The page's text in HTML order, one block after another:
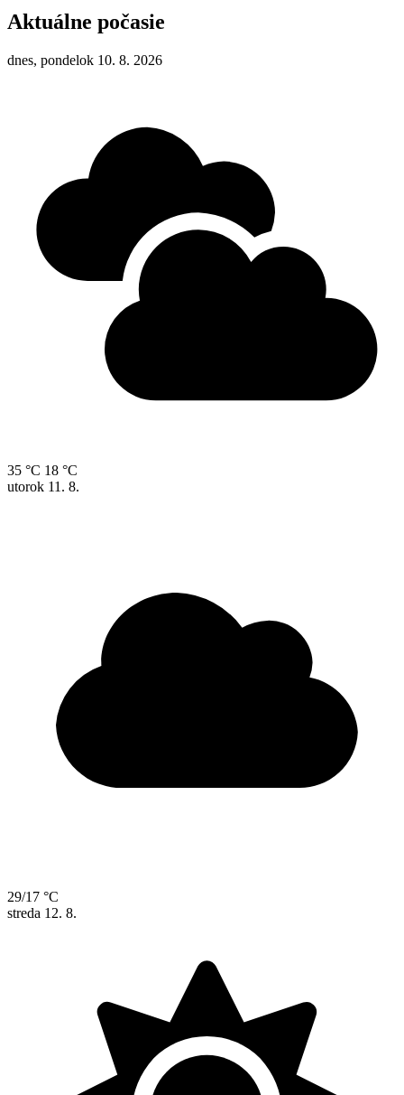
Aktuálne počasie
dnes, pondelok 10. 8. 2026
35 °C 18 °C
utorok 11. 8.
29/17 °C
streda 12. 8.